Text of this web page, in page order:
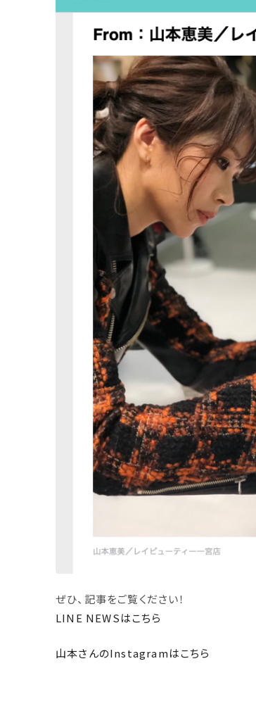
ぜひ、記事をご覧ください！
LINE NEWSはこちら
山本さんのInstagramはこちら